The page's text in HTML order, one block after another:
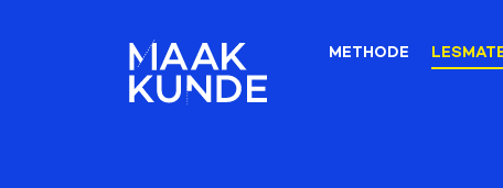
METHODE